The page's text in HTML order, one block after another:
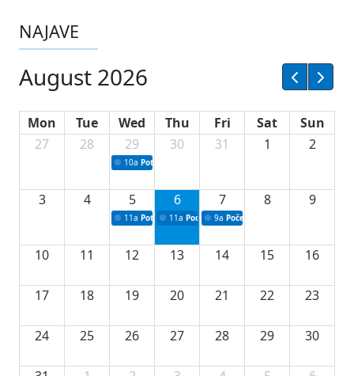
NAJAVE
August 2026
Mon Tue Wed Thu Fri Sat
Sun
27
28 29
10a Potpisivanje ugovora sa neprofitnim
30 31 1 2
3 4 5
11a Potpisivanje ugovora o stipendijama za
6
11a Podrška razvoju vodne infrastrukture u
7
9a Početak izgradnje nove
8 9
10 11 12 13 14 15 16
17 18 19 20 21 22 23
24 25 26 27 28 29 30